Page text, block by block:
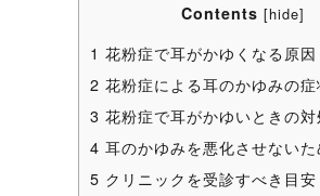
Contents [hide]
1 花粉症で耳がかゆくなる原因
2 花粉症による耳のかゆみの
3 花粉症で耳がかゆいときの対
4 耳のかゆみを悪化させないた
5 クリニックを受診すべき目安